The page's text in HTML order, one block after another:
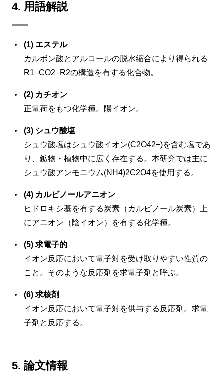
4. 用語解説
(1) エステル
カルボン酸とアルコールの脱水縮合により得られる
R1–CO2–R2の構造を有する化合物。
(2) カチオン
正電荷をもつ化学種。陽イオン。
(3) シュウ酸塩
シュウ酸塩はシュウ酸イオン(C2O42−)を含む塩であ
り、鉱物・植物中に広く存在する。本研究では主に
シュウ酸アンモニウム(NH4)2C2O4を使用する。
(4) カルビノールアニオン
ヒドロキシ基を有する炭素（カルビノール炭素）上
にアニオン（陰イオン）を有する化学種。
(5) 求電子的
イオン反応において電子対を受け取りやすい性質の
こと。そのような反応剤を求電子剤と呼ぶ。
(6) 求核剤
イオン反応において電子対を供与する反応剤。求電
子剤と反応する。
5. 論文情報